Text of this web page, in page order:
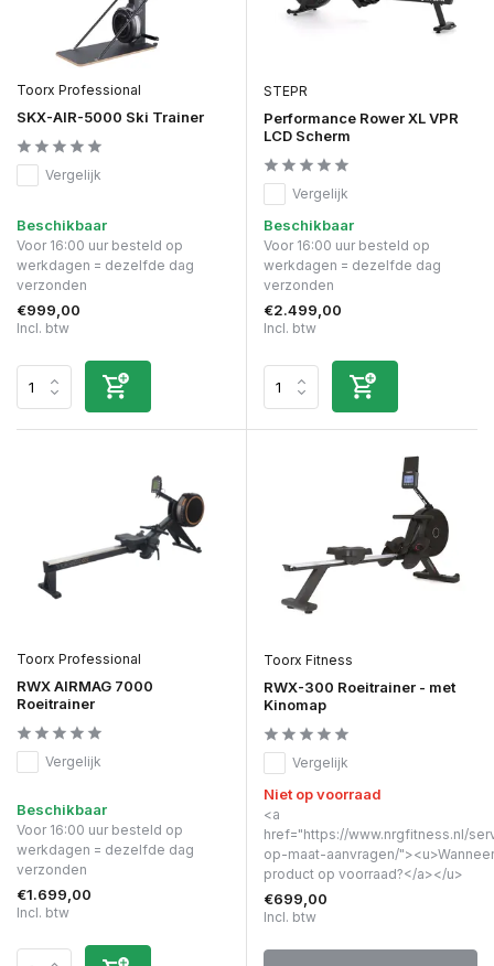
Toorx Professional
SKX-AIR-5000 Ski Trainer
Vergelijk
Beschikbaar
Voor 16:00 uur besteld op
werkdagen = dezelfde dag
verzonden
€999,00
Incl. btw
STEPR
Performance Rower XL VPR
LCD Scherm
Vergelijk
Beschikbaar
Voor 16:00 uur besteld op
werkdagen = dezelfde dag
verzonden
€2.499,00
Incl. btw
Toorx Professional
RWX AIRMAG 7000
Roeitrainer
Vergelijk
Beschikbaar
Voor 16:00 uur besteld op
werkdagen = dezelfde dag
verzonden
€1.699,00
Incl. btw
Toorx Fitness
RWX-300 Roeitrainer - met
Kinomap
Vergelijk
Niet op voorraad
<a
href="https://www.nrgfitness.nl/
op-maat-aanvragen/
product op voorraad?</a></u>
€699,00
Incl. btw